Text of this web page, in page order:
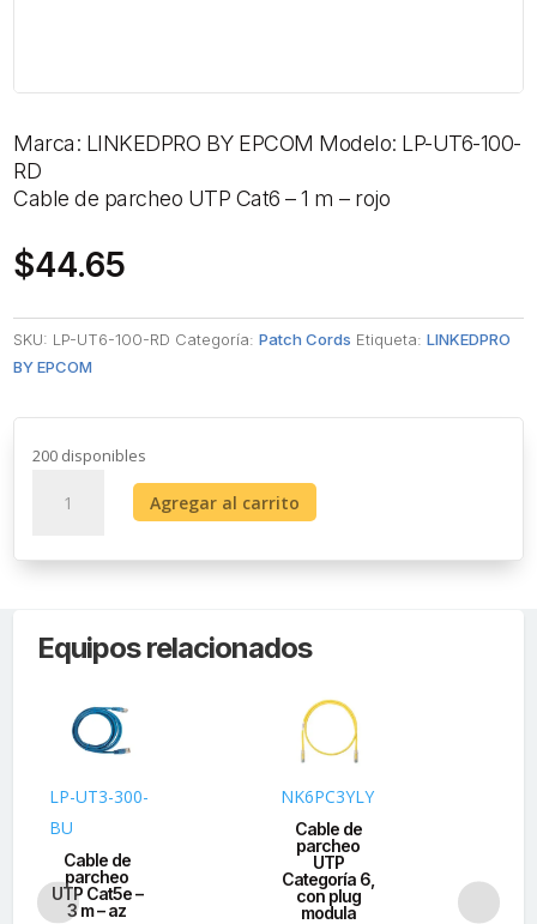
Marca: LINKEDPRO BY EPCOM Modelo: LP-UT6-100-
RD
Cable de parcheo UTP Cat6 – 1 m – rojo
$44.65
SKU: LP-UT6-100-RD Categoría:Patch Cords Etiqueta:LINKEDPRO
BY EPCOM
200 disponibles
UTP
cantidad
Agregar al carrito
Equipos relacionados
LP-UT3-300-
BU
Cable de
parcheo
UTP Cat5e –
3 m – az
NK6PC3YLY
Cable de
parcheo
UTP
Categoría 6,
con plug
modula